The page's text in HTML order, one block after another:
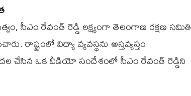
సీఎం రేవంత్ రెడ్డి లక్ష్యంగా తెలంగాణ రక్షణ సమితి
రాష్ట్రంలో విద్యా వ్యవస్థను అస్తవ్యస్తం
చేసిన ఒక వీడియో సందేశంలో సీఎం రేవంత్ రెడ్డిని